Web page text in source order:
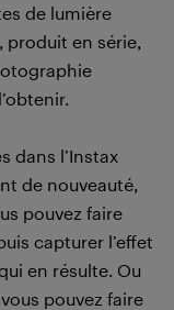
de lumière
en série,
dans l’Instax
de nouveauté,
pouvez faire
capturer l’effet
en résulte. Ou
pouvez faire